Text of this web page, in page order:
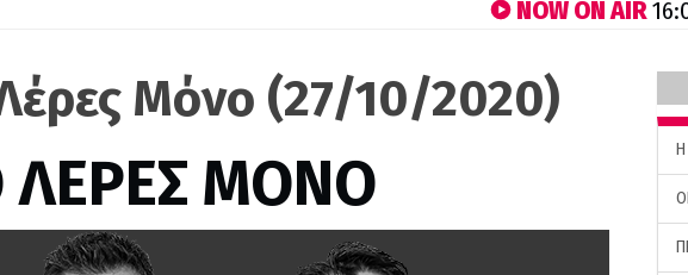
NOW ON AIR
Μόνο (27/10/2020)
ΛΕΡΕΣ ΜΟΝΟ